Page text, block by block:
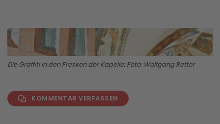
Die Graffiti in den Fresken der Kapelle: Foto: Wolfgang Retter
KOMMENTAR VERFASSEN